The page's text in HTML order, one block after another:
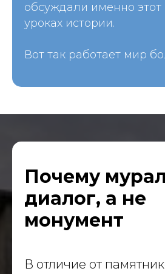
обсуждали именно этот
уроках истории.
Вот так работает мир
Почему
диалог, а не
монумент
В отличие от